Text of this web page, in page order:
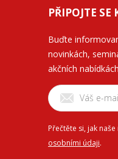
PŘIPOJTE SE
Buďte
novinkách,
akčních
Přečtěte si, jak
osobními údaji.